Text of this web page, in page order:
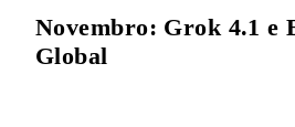
Novembro: Grok 4.1 e
Global